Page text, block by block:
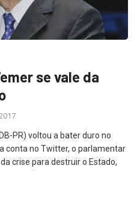
se vale da
PR) voltou a bater duro no
conta no Twitter, o parlamentar
crise para destruir o Estado,